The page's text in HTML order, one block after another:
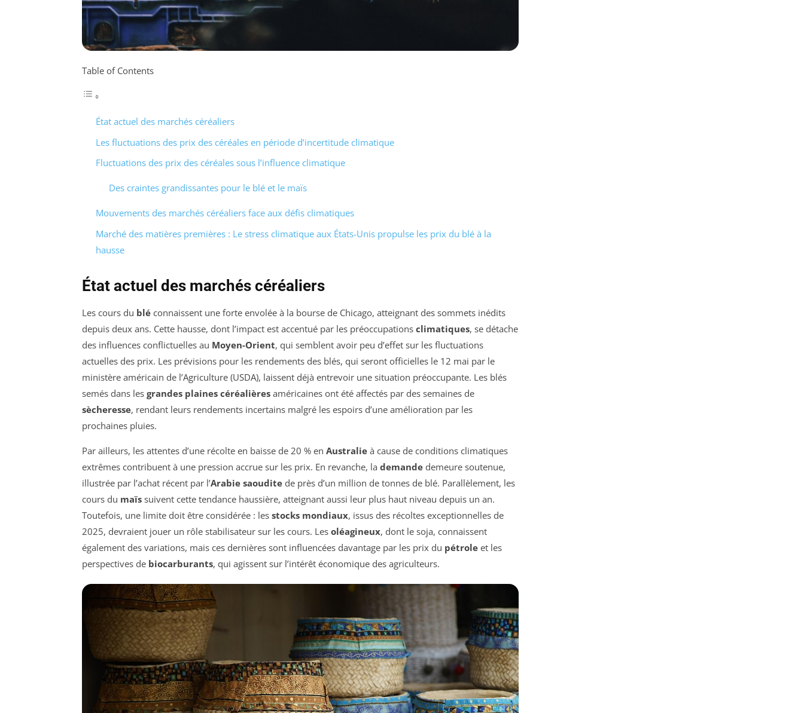
Table of Contents
État actuel des marchés céréaliers
Les fluctuations des prix des céréales en période d’incertitude climatique
Fluctuations des prix des céréales sous l’influence climatique
Des craintes grandissantes pour le blé et le maïs
Mouvements des marchés céréaliers face aux défis climatiques
Marché des matières premières : Le stress climatique aux États-Unis propulse les prix du blé à la
hausse
État actuel des marchés céréaliers
Les cours du blé connaissent une forte envolée à la bourse de Chicago, atteignant des sommets inédits
depuis deux ans. Cette hausse, dont l’impact est accentué par les préoccupations climatiques, se détache
des influences conflictuelles au Moyen-Orient, qui semblent avoir peu d’effet sur les fluctuations
actuelles des prix. Les prévisions pour les rendements des blés, qui seront officielles le 12 mai par le
ministère américain de l’Agriculture (USDA), laissent déjà entrevoir une situation préoccupante. Les blés
semés dans les grandes plaines céréalières américaines ont été affectés par des semaines de
sècheresse, rendant leurs rendements incertains malgré les espoirs d’une amélioration par les
prochaines pluies.
Par ailleurs, les attentes d’une récolte en baisse de 20 % en Australie à cause de conditions climatiques
extrêmes contribuent à une pression accrue sur les prix. En revanche, la demande demeure soutenue,
illustrée par l’achat récent par l’Arabie saoudite de près d’un million de tonnes de blé. Parallèlement, les
cours du maïs suivent cette tendance haussière, atteignant aussi leur plus haut niveau depuis un an.
Toutefois, une limite doit être considérée : les stocks mondiaux, issus des récoltes exceptionnelles de
2025, devraient jouer un rôle stabilisateur sur les cours. Les oléagineux, dont le soja, connaissent
également des variations, mais ces dernières sont influencées davantage par les prix du pétrole et les
perspectives de biocarburants, qui agissent sur l’intérêt économique des agriculteurs.